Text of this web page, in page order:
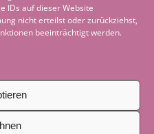
IDs auf dieser Website
nicht erteilst oder zurückziehst,
beeinträchtigt werden.
die Welt leise
im Juli
Als das